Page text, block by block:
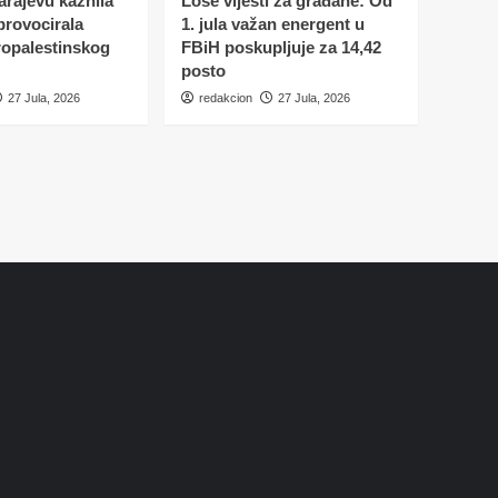
27 Jula, 2026
1. jula važan energent u
FBiH poskupljuje za 14,42
posto
redakcion 27 Jula, 2026